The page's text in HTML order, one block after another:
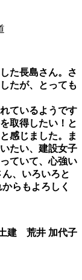
た長島さん。さ
たが、とっても
ているようです
取得したい！と
感じました。ま
たい、建設女子
ていて、心強い
、いろいろと
らもよろしく
建 荒井 加代子